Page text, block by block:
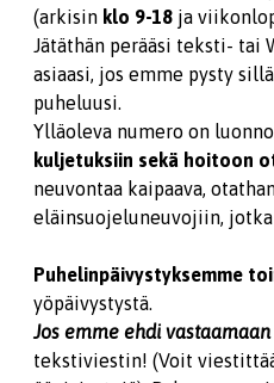
(arkisin klo 9-18 ja
Jätäthän perääsi teksti- tai
asiaasi, jos emme pysty
puheluusi.
Ylläoleva numero on
kuljetuksiin sekä hoitoon
neuvontaa kaipaava,
eläinsuojeluneuvojiin, jotka
Puhelinpäivystyksemme
yöpäivystystä.
Jos emme ehdi
tekstiviestin! (Voit